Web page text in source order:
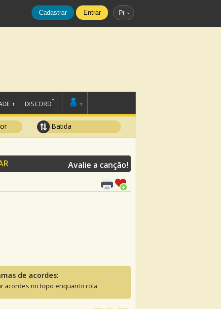
Cadastrar Entrar Pt
+ DISCORD +
Batida
Avalie a canção!
de acordes:
acordes no topo enquanto rola